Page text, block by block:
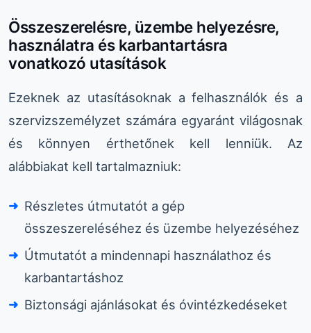
Összeszerelésre, üzembe helyezésre,
használatra és karbantartásra
vonatkozó utasítások
Ezeknek az utasításoknak a felhasználók és a
szervizszemélyzet számára egyaránt világosnak
és könnyen érthetőnek kell lenniük. Az
alábbiakat kell tartalmazniuk:
Részletes útmutatót a gép
összeszereléséhez és üzembe helyezéséhez
Útmutatót a mindennapi használathoz és
karbantartáshoz
Biztonsági ajánlásokat és óvintézkedéseket